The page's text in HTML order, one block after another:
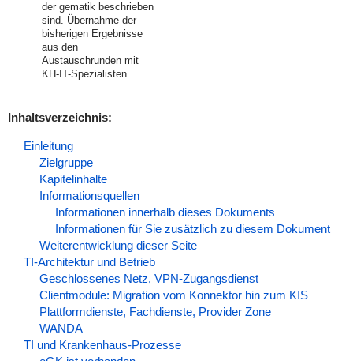
der gematik beschrieben
sind. Übernahme der
bisherigen Ergebnisse
aus den
Austauschrunden mit
KH-IT-Spezialisten.
Inhaltsverzeichnis:
Einleitung
Zielgruppe
Kapitelinhalte
Informationsquellen
Informationen innerhalb dieses Dokuments
Informationen für Sie zusätzlich zu diesem Dokument
Weiterentwicklung dieser Seite
TI-Architektur und Betrieb
Geschlossenes Netz, VPN-Zugangsdienst
Clientmodule: Migration vom Konnektor hin zum KIS
Plattformdienste, Fachdienste, Provider Zone
WANDA
TI und Krankenhaus-Prozesse